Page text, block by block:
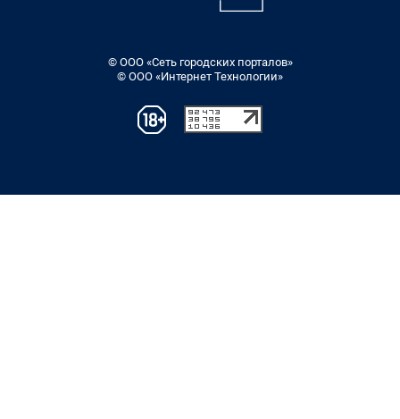
© ООО «Сеть городских порталов»
© ООО «Интернет Технологии»